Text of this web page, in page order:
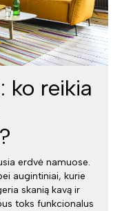
ko reikia
erdvė namuose.
augintiniai, kurie
skanią kavą ir
toks funkcionalus